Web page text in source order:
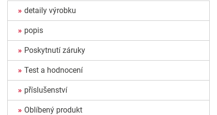
detaily výrobku
popis
Poskytnutí záruky
Test a hodnocení
příslušenství
Oblíbený produkt